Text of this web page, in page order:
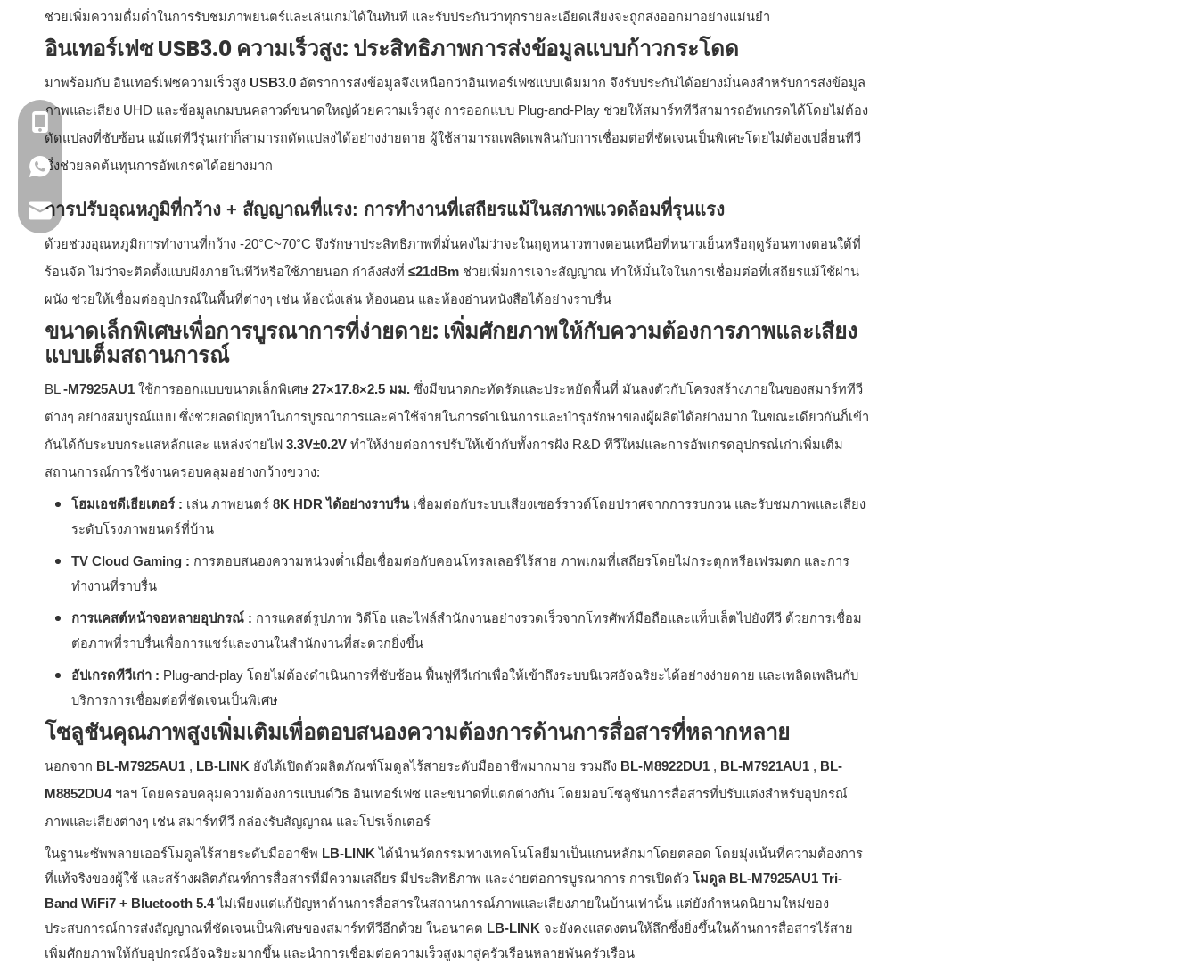
ช่วยเพิ่มความดื่มด่ำในการรับชมภาพยนตร์และเล่นเกมได้ในทันที และรับประกันว่าทุกรายละเอียดเสียงจะถูกส่งออกมาอย่างแม่นยำ
อินเทอร์เฟซ USB3.0 ความเร็วสูง: ประสิทธิภาพการส่งข้อมูลแบบก้าวกระโดด
มาพร้อมกับ อินเทอร์เฟซความเร็วสูง USB3.0 อัตราการส่งข้อมูลจึงเหนือกว่าอินเทอร์เฟซแบบเดิมมาก จึงรับประกันได้อย่างมั่นคงสำหรับการส่งข้อมูล
ภาพและเสียง UHD และข้อมูลเกมบนคลาวด์ขนาดใหญ่ด้วยความเร็วสูง การออกแบบ Plug-and-Play ช่วยให้สมาร์ททีวีสามารถอัพเกรดได้โดยไม่ต้อง
ดัดแปลงที่ซับซ้อน แม้แต่ทีวีรุ่นเก่าก็สามารถดัดแปลงได้อย่างง่ายดาย ผู้ใช้สามารถเพลิดเพลินกับการเชื่อมต่อที่ชัดเจนเป็นพิเศษโดยไม่ต้องเปลี่ยนทีวี
ซึ่งช่วยลดต้นทุนการอัพเกรดได้อย่างมาก
การปรับอุณหภูมิที่กว้าง + สัญญาณที่แรง: การทำงานที่เสถียรแม้ในสภาพแวดล้อมที่รุนแรง
ด้วยช่วงอุณหภูมิการทำงานที่กว้าง -20°C~70°C จึงรักษาประสิทธิภาพที่มั่นคงไม่ว่าจะในฤดูหนาวทางตอนเหนือที่หนาวเย็นหรือฤดูร้อนทางตอนใต้ที่
ร้อนจัด ไม่ว่าจะติดตั้งแบบฝังภายในทีวีหรือใช้ภายนอก กำลังส่งที่ ≤21dBm ช่วยเพิ่มการเจาะสัญญาณ ทำให้มั่นใจในการเชื่อมต่อที่เสถียรแม้ใช้ผ่าน
ผนัง ช่วยให้เชื่อมต่ออุปกรณ์ในพื้นที่ต่างๆ เช่น ห้องนั่งเล่น ห้องนอน และห้องอ่านหนังสือได้อย่างราบรื่น
ขนาดเล็กพิเศษเพื่อการบูรณาการที่ง่ายดาย: เพิ่มศักยภาพให้กับความต้องการภาพและเสียง
แบบเต็มสถานการณ์
BL-M7925AU1 ใช้การออกแบบขนาดเล็กพิเศษ 27×17.8×2.5 มม. ซึ่งมีขนาดกะทัดรัดและประหยัดพื้นที่ มันลงตัวกับโครงสร้างภายในของสมาร์ททีวี
ต่างๆ อย่างสมบูรณ์แบบ ซึ่งช่วยลดปัญหาในการบูรณาการและค่าใช้จ่ายในการดำเนินการและบำรุงรักษาของผู้ผลิตได้อย่างมาก ในขณะเดียวกันก็เข้า
กันได้กับระบบกระแสหลักและ แหล่งจ่ายไฟ 3.3V±0.2V ทำให้ง่ายต่อการปรับให้เข้ากับทั้งการฝัง R&D ทีวีใหม่และการอัพเกรดอุปกรณ์เก่าเพิ่มเติม
สถานการณ์การใช้งานครอบคลุมอย่างกว้างขวาง:
โฮมเอชดีเธียเตอร์ : เล่น ภาพยนตร์ 8K HDR ได้อย่างราบรื่น เชื่อมต่อกับระบบเสียงเซอร์ราวด์โดยปราศจากการรบกวน และรับชมภาพและเสียง
ระดับโรงภาพยนตร์ที่บ้าน
TV Cloud Gaming : การตอบสนองความหน่วงต่ำเมื่อเชื่อมต่อกับคอนโทรลเลอร์ไร้สาย ภาพเกมที่เสถียรโดยไม่กระตุกหรือเฟรมตก และการ
ทำงานที่ราบรื่น
การแคสต์หน้าจอหลายอุปกรณ์ : การแคสต์รูปภาพ วิดีโอ และไฟล์สำนักงานอย่างรวดเร็วจากโทรศัพท์มือถือและแท็บเล็ตไปยังทีวี ด้วยการเชื่อม
ต่อภาพที่ราบรื่นเพื่อการแชร์และงานในสำนักงานที่สะดวกยิ่งขึ้น
อัปเกรดทีวีเก่า : Plug-and-play โดยไม่ต้องดำเนินการที่ซับซ้อน ฟื้นฟูทีวีเก่าเพื่อให้เข้าถึงระบบนิเวศอัจฉริยะได้อย่างง่ายดาย และเพลิดเพลินกับ
บริการการเชื่อมต่อที่ชัดเจนเป็นพิเศษ
โซลูชันคุณภาพสูงเพิ่มเติมเพื่อตอบสนองความต้องการด้านการสื่อสารที่หลากหลาย
นอกจาก BL-M7925AU1 , LB-LINK ยังได้เปิดตัวผลิตภัณฑ์โมดูลไร้สายระดับมืออาชีพมากมาย รวมถึง BL-M8922DU1 , BL-M7921AU1 , BL-
M8852DU4 ฯลฯ โดยครอบคลุมความต้องการแบนด์วิธ อินเทอร์เฟซ และขนาดที่แตกต่างกัน โดยมอบโซลูชันการสื่อสารที่ปรับแต่งสำหรับอุปกรณ์
ภาพและเสียงต่างๆ เช่น สมาร์ททีวี กล่องรับสัญญาณ และโปรเจ็กเตอร์
ในฐานะซัพพลายเออร์โมดูลไร้สายระดับมืออาชีพ LB-LINKได้นำนวัตกรรมทางเทคโนโลยีมาเป็นแกนหลักมาโดยตลอด โดยมุ่งเน้นที่ความต้องการ
ที่แท้จริงของผู้ใช้ และสร้างผลิตภัณฑ์การสื่อสารที่มีความเสถียร มีประสิทธิภาพ และง่ายต่อการบูรณาการ การเปิดตัว โมดูล BL-M7925AU1 Tri-
Band WiFi7 + Bluetooth 5.4ไม่เพียงแต่แก้ปัญหาด้านการสื่อสารในสถานการณ์ภาพและเสียงภายในบ้านเท่านั้น แต่ยังกำหนดนิยามใหม่ของ
ประสบการณ์การส่งสัญญาณที่ชัดเจนเป็นพิเศษของสมาร์ททีวีอีกด้วย ในอนาคต LB-LINK จะยังคงแสดงตนให้ลึกซึ้งยิ่งขึ้นในด้านการสื่อสารไร้สาย
เพิ่มศักยภาพให้กับอุปกรณ์อัจฉริยะมากขึ้น และนำการเชื่อมต่อความเร็วสูงมาสู่ครัวเรือนหลายพันครัวเรือน
+86 13923714138
อีเมลธุร�8ิจ: sales@lb-link.com
ฝ่ายสนับสนุนด้านเทคนิค: info@lb-link.com
อีเมลร้องเรียน:บ่น@lb-link.com